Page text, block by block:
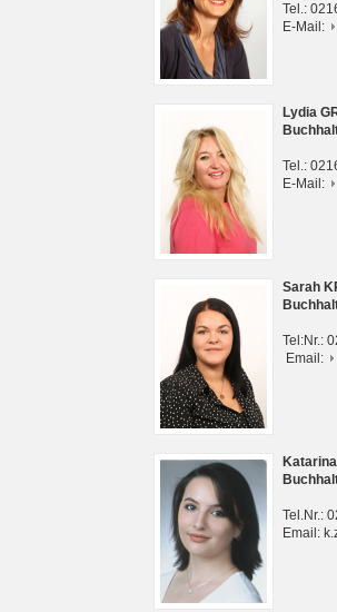
Tel.:
E-Mail:
Lydia
Tel.:
E-Mail:
Sarah
Tel:Nr.:
Email:
Tel.Nr.:
Email: